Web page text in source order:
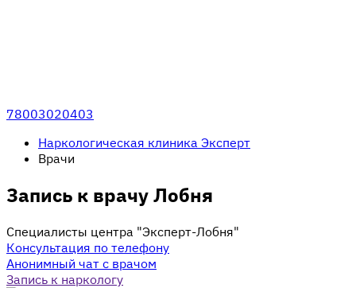
78003020403
Наркологическая клиника Эксперт
Врачи
Запись к врачу Лобня
Специалисты центра "Эксперт-Лобня"
Консультация по телефону
Анонимный чат с врачом
Запись к наркологу